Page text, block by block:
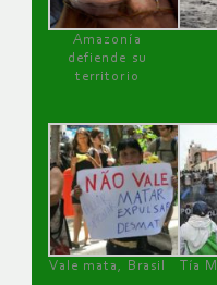
Amazonía
defiende su
territorio
Vale mata, Brasil
Tía